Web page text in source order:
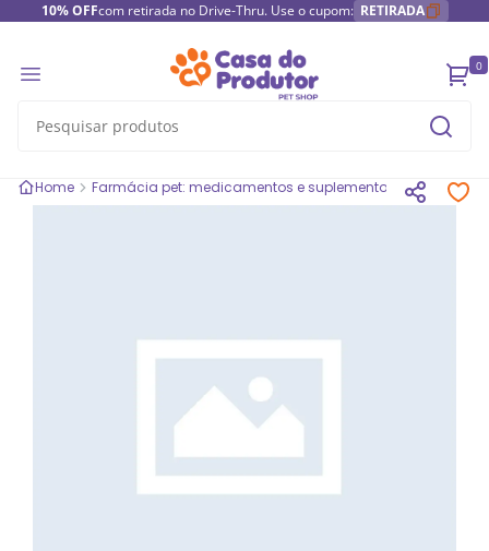
10% OFFcom retirada no Drive-Thru. Use o cupom: RETIRADA
0
Home Farmácia pet: medicamentos e suplementos